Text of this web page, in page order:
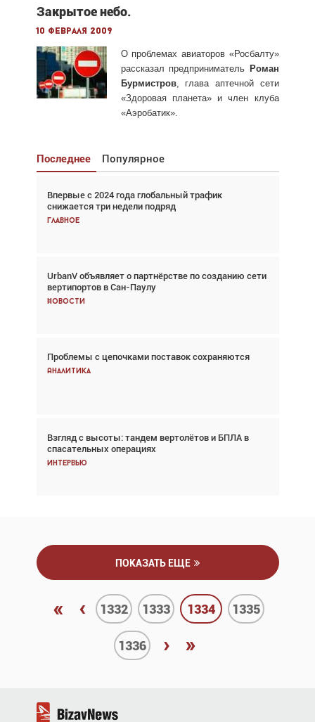
Закрытое небо.
10 февраля 2009
О проблемах авиаторов «Росбалту»
рассказал предприниматель Роман
Бурмистров, глава аптечной сети
«Здоровая планета» и член клуба
«Аэробатик».
Последнее Популярное
Впервые с 2024 года глобальный трафик
снижается три недели подряд
Главное
UrbanV объявляет о партнёрстве по созданию сети
вертипортов в Сан-Паулу
Новости
Проблемы с цепочками поставок сохраняются
Аналитика
Взгляд с высоты: тандем вертолётов и БПЛА в
спасательных операциях
Интервью
Взгляд с высоты: тандем вертолётов и БПЛА в
спасательных операциях
Главное
Авиационный фотограф Дэйв Кох: «Фотография
говорит сама за себя... а ИИ всё портит»
Новости
Впервые с 2024 года глобальный трафик
снижается три недели подряд
Частный самолёт – это актив. Подходите к
покупке соответствующим образом
Интервью
ПОКАЗАТЬ ЕЩЕ
« ‹ 1332 1333 1334 1335
1336 › »